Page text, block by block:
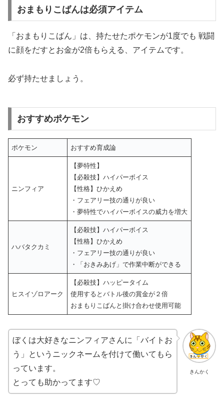
おまもりこばんは必須アイテム
「おまもりこばん」は、持たせたポケモンが1度でも 戦闘
に顔をだすとお金が2倍もらえる、アイテムです。
必ず持たせましょう。
おすすめポケモン
ポケモン おすすめ育成論
ニンフィア
【夢特性】
【必殺技】ハイパーボイス
【性格】ひかえめ
・フェアリー技の通りが良い
・夢特性でハイパーボイスの威力を増大
ハバタクカミ
【必殺技】ハイパーボイス
【性格】ひかえめ
・フェアリー技の通りが良い
・「おきみあげ」で作業中断ができる
ヒスイゾロアーク
【必殺技】ハッピータイム
使用するとバトル後の賞金が２倍
おまもりこばんと掛け合わせ使用可能
きんかく
ぼくは大好きなニンフィアさんに「バイトお
う」というニックネームを付けて働いてもら
っています。
とっても助かってます♡